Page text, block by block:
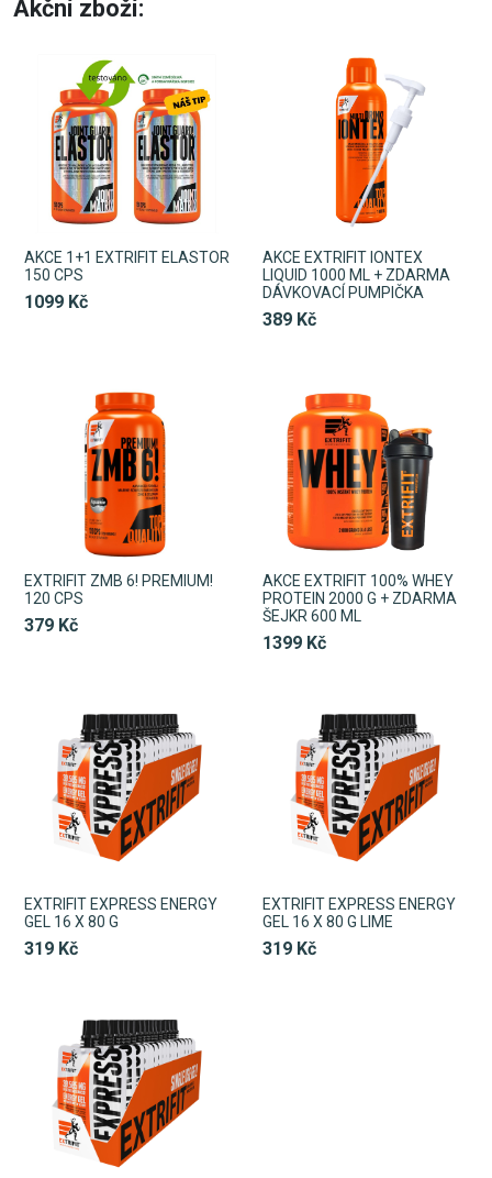
Akční zboží:
AKCE 1+1 EXTRIFIT ELASTOR
150 CPS
1099 Kč
AKCE EXTRIFIT IONTEX
LIQUID 1000 ML + ZDARMA
DÁVKOVACÍ PUMPIČKA
389 Kč
EXTRIFIT ZMB 6! PREMIUM!
120 CPS
379 Kč
AKCE EXTRIFIT 100% WHEY
PROTEIN 2000 G + ZDARMA
ŠEJKR 600 ML
1399 Kč
EXTRIFIT EXPRESS ENERGY
GEL 16 X 80 G
319 Kč
EXTRIFIT EXPRESS ENERGY
GEL 16 X 80 G LIME
319 Kč